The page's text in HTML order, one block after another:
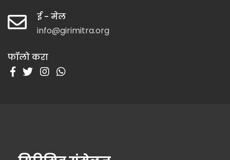
ई - मेल
info@girimitra.org
फॉलो करा